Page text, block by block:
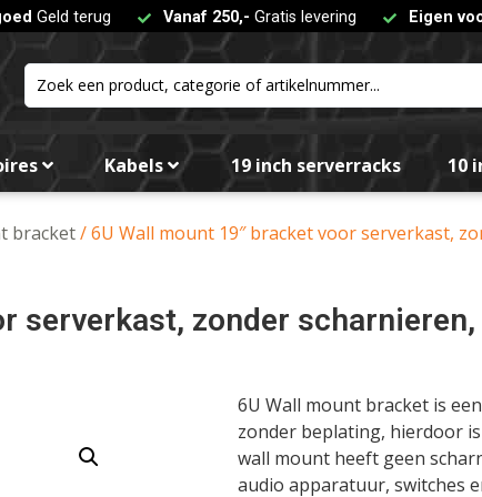
Geld terug Vanaf 250,- Gratis levering Eigen
Kabels 19 inch serverracks 10
bracket/ 6U Wall mount 19″ bracket voor serverkast,
serverkast, zonder
6U Wall mount bracket is
zonder beplating, hierdoor
wall mount heeft geen
audio apparatuur, switches